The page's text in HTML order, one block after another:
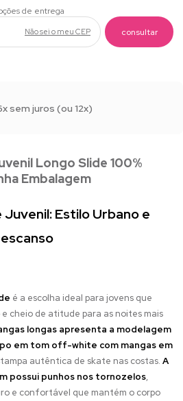
Não sei o meu CEP
sem juros (ou 12x)
Longo Slide 100%
Embalagem
Estilo Urbano e
é a escolha ideal para jovens que
e cheio de atitude para as noites mais
longas apresenta a modelagem
em tom off-white com mangas em
autêntica de skate nas costas. A
possui punhos nos tornozelos,
e confortável que mantém o corpo